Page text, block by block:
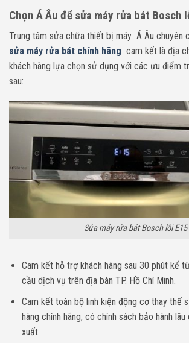
Chọn Á Âu để sửa máy rửa bát Bosch
Trung tâm sửa chữa thiết bị máy Á Âu chuyên
sửa máy rửa bát chính hãng cam kết là địa
khách hàng lựa chọn sử dụng với các ưu điểm
sau:
Sửa máy rửa bát Bosch lỗi E15
Cam kết hỗ trợ khách hàng sau 30 phút kể
cầu dịch vụ trên địa bàn TP. Hồ Chí Minh.
Cam kết toàn bộ linh kiện động cơ thay thế
hàng chính hãng, có chính sách bảo hành
xuất.